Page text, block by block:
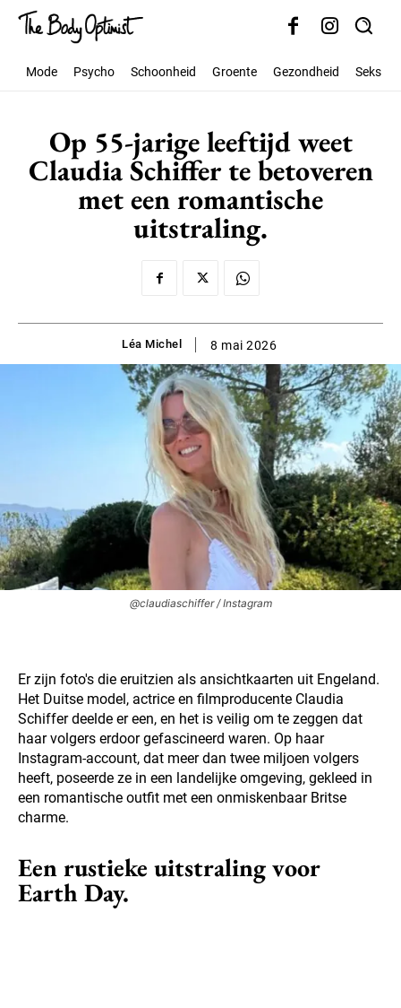
Mode Psycho Schoonheid Groente Gezondheid Seks
Op 55-jarige leeftijd weet
Claudia Schiffer te betoveren
met een romantische
uitstraling.
Léa Michel 8 mai 2026
@claudiaschiffer / Instagram
Er zijn foto's die eruitzien als ansichtkaarten uit Engeland.
Het Duitse model, actrice en filmproducente Claudia
Schiffer deelde er een, en het is veilig om te zeggen dat
haar volgers erdoor gefascineerd waren. Op haar
Instagram-account, dat meer dan twee miljoen volgers
heeft, poseerde ze in een landelijke omgeving, gekleed in
een romantische outfit met een onmiskenbaar Britse
charme.
Een rustieke uitstraling voor
Earth Day.